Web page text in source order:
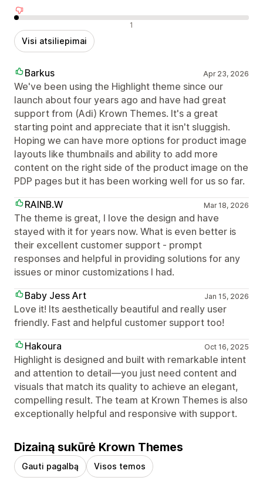
Neigiami atsiliepimai 1
Visi atsiliepimai
Barkus Apr 23, 2026
We've been using the Highlight theme since our
launch about four years ago and have had great
support from (Adi) Krown Themes. It's a great
starting point and appreciate that it isn't sluggish.
Hoping we can have more options for product image
layouts like thumbnails and ability to add more
content on the right side of the product image on the
PDP pages but it has been working well for us so far.
RAINB.W
Mar 18, 2026
The theme is great, I love the design and have
stayed with it for years now. What is even better is
their excellent customer support - prompt
responses and helpful in providing solutions for any
issues or minor customizations I had.
Baby Jess Art
Jan 15, 2026
Love it! Its aesthetically beautiful and really user
friendly. Fast and helpful customer support too!
Hakoura
Oct 16, 2025
Highlight is designed and built with remarkable intent
and attention to detail—you just need content and
visuals that match its quality to achieve an elegant,
compelling result. The team at Krown Themes is also
exceptionally helpful and responsive with support.
Dizainą sukūrė Krown Themes
Gauti pagalbą Visos temos